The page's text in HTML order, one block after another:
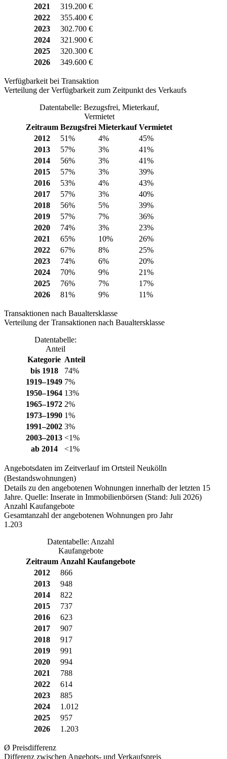
2021
319.200 €
2022
355.400 €
2023
302.700 €
2024
321.900 €
2025
320.300 €
2026
349.600 €
Verfügbarkeit bei Transaktion
Verteilung der Verfügbarkeit zum Zeitpunkt des Verkaufs
Datentabelle: Bezugsfrei, Mieterkauf,
Vermietet
Zeitraum Bezugsfrei Mieterkauf Vermietet
2012
51% 4%
45%
2013
57% 3%
41%
2014
56% 3%
41%
2015
57% 3%
39%
2016
53% 4%
43%
2017
57% 3%
40%
2018
56% 5%
39%
2019
57% 7%
36%
2020
74% 3%
23%
2021
65% 10%
26%
2022
67% 8%
25%
2023
74% 6%
20%
2024
70% 9%
21%
2025
76% 7%
17%
2026
81% 9% 11%
Transaktionen nach Baualtersklasse
Verteilung der Transaktionen nach Baualtersklasse
Datentabelle:
Anteil
Kategorie Anteil
bis 1918
74%
1919–1949 7%
1950–1964 13%
1965–1972 2%
1973–1990 1%
1991–2002 3%
2003–2013 <1%
ab 2014
<1%
Angebotsdaten im Zeitverlauf im Ortsteil Neukölln
(Bestandswohnungen)
Details zu den angebotenen Wohnungen innerhalb der letzten 15
Jahre. Quelle: Inserate in Immobilienbörsen (Stand: Juli 2026)
Anzahl Kaufangebote
Gesamtanzahl der angebotenen Wohnungen pro Jahr
1.203
Datentabelle: Anzahl
Kaufangebote
Zeitraum Anzahl Kaufangebote
2012
866
2013
948
2014
822
2015
737
2016
623
2017
907
2018
917
2019
991
2020
994
2021
788
2022
614
2023
885
2024
1.012
2025
957
2026
1.203
Ø Preisdifferenz
Differenz zwischen Angebots- und Verkaufspreis